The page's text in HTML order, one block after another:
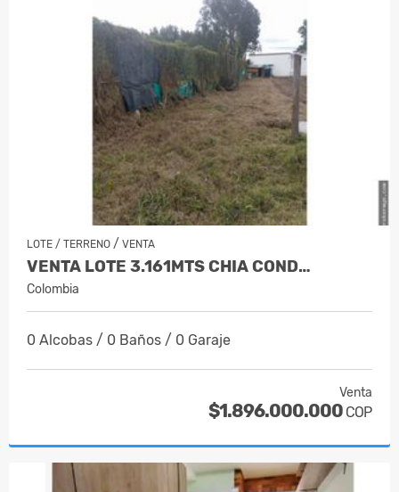
LOTE / TERRENO / VENTA
VENTA LOTE 3.161MTS CHIA COND…
Colombia
0 Alcobas / 0 Baños / 0 Garaje
Venta
$1.896.000.000 COP